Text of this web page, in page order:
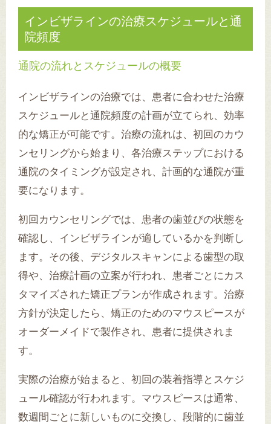
インビザラインの治療スケジュールと通
院頻度
通院の流れとスケジュールの概要
インビザラインの治療では、患者に合わせた治療
スケジュールと通院頻度の計画が立てられ、効率
的な矯正が可能です。治療の流れは、初回のカウ
ンセリングから始まり、各治療ステップにおける
通院のタイミングが設定され、計画的な通院が重
要になります。
初回カウンセリングでは、患者の歯並びの状態を
確認し、インビザラインが適しているかを判断し
ます。その後、デジタルスキャンによる歯型の取
得や、治療計画の立案が行われ、患者ごとにカス
タマイズされた矯正プランが作成されます。治療
方針が決定したら、矯正のためのマウスピースが
オーダーメイドで製作され、患者に提供されま
す。
実際の治療が始まると、初回の装着指導とスケジ
ュール確認が行われます。マウスピースは通常、
数週間ごとに新しいものに交換し、段階的に歯並